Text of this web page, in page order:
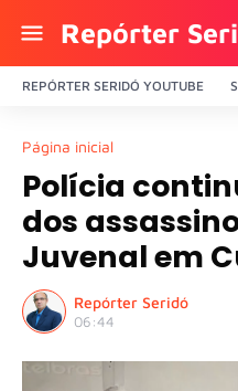
Repórter
REPÓRTER SERIDÓ YOUTUBE
Página inicial
Polícia
dos
Juvenal em
Repórter Seridó
06:44